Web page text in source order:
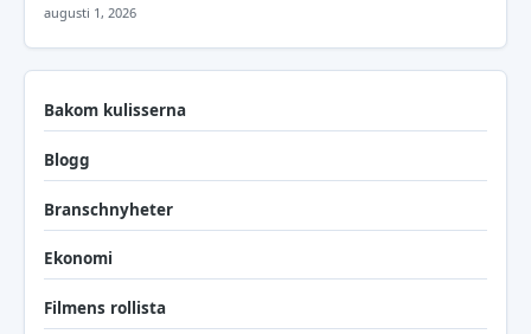
augusti 1, 2026
Bakom kulisserna
Blogg
Branschnyheter
Ekonomi
Filmens rollista